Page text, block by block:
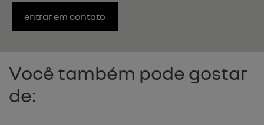
entrar em contato
Você também pode gostar
de: